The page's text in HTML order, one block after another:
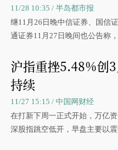
11/28 10:35 / 半岛都市报
继11月26日晚中信证券、国信
通证券11月27日晚间也公告称
沪指重挫5.48%创
持续
11/27 15:15 / 中国网财经
在打新下周一正式开始，万亿
深股指跳空低开，早盘主要以